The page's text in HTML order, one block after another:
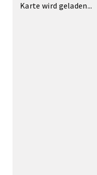
Karte wird geladen...